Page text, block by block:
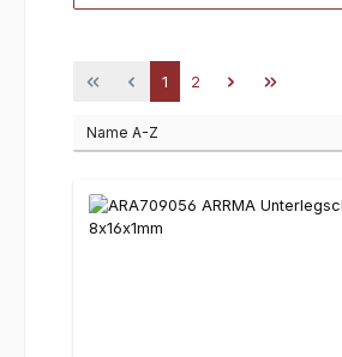
Seite
1 Seite
2